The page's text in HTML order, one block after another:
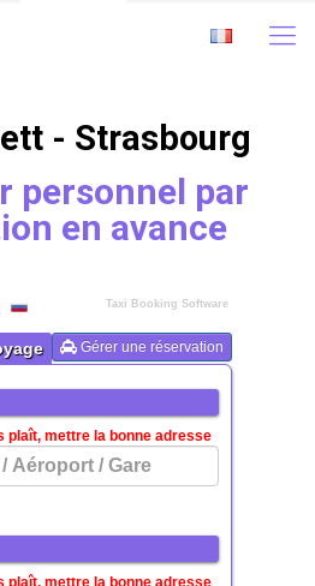
- Strasbourg
personnel par
en avance